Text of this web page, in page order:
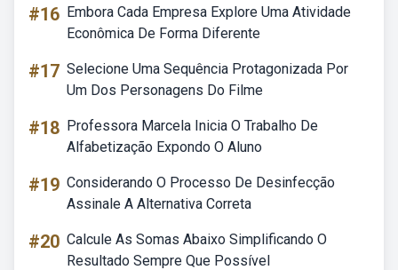
#16 Embora Cada Empresa Explore Uma Atividade
Econômica De Forma Diferente
#17 Selecione Uma Sequência Protagonizada Por
Um Dos Personagens Do Filme
#18 Professora Marcela Inicia O Trabalho De
Alfabetização Expondo O Aluno
#19 Considerando O Processo De Desinfecção
Assinale A Alternativa Correta
#20 Calcule As Somas Abaixo Simplificando O
Resultado Sempre Que Possível